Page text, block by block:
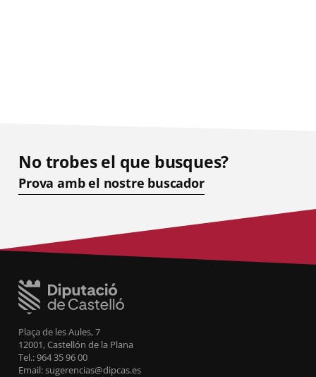
No trobes el que busques?
Prova amb el nostre buscador
Plaça de les Aules, 7
12001, Castellón de la Plana
Tel.: 964 35 96 00
Email: sugerencias@dipcas.es